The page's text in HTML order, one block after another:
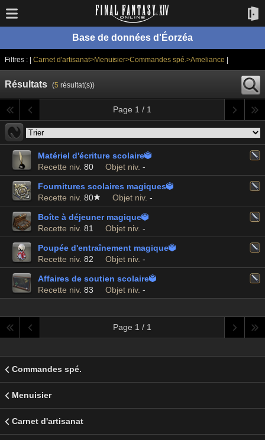
Base de données d'Éorzéa
Filtres : | Carnet d'artisanat>Menuisier>Commandes spé.>Ameliance
Résultats (5 résultat(s))
Page 1 / 1
Matériel d'écriture scolaire
Recette niv. 80 Objet niv. -
Fournitures scolaires magiques
Recette niv. 80 Objet niv. -
Boîte à déjeuner magique
Recette niv. 81 Objet niv. -
Poupée d'entraînement magique
Recette niv. 82 Objet niv. -
Affaires de soutien scolaire
Recette niv. 83 Objet niv. -
Page 1 / 1
Commandes spé.
Menuisier
Carnet d'artisanat